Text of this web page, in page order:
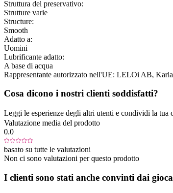
Struttura del preservativo:
Strutture varie
Structure:
Smooth
Adatto a:
Uomini
Lubrificante adatto:
A base di acqua
Rappresentante autorizzato nell'UE: LELOi AB,
Cosa dicono i nostri clienti soddisfatti?
Leggi le esperienze degli altri utenti e condividi la tua
Valutazione media del prodotto
0.0
basato su tutte le valutazioni
Non ci sono valutazioni per questo prodotto
I clienti sono stati anche convinti dai